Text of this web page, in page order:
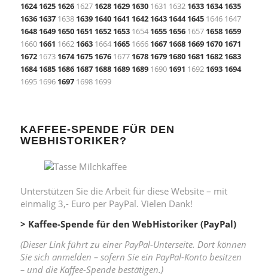
1624 1625 16261627 1628 1629 16301631 1632 1633 1634 1635
1636 16371638 1639 1640 1641 1642 1643 1644 16451646 1647
1648 1649 1650 1651 1652 16531654 1655 16561657 1658 1659
1660 1661 1662 16631664 16651666 1667 1668 1669 1670 1671
16721673 1674 1675 16761677 1678 1679 1680 1681 1682 1683
1684 1685 1686 1687 1688 1689 16891690 1691 1692 1693 1694
1695 1696 16971698 1699
KAFFEE-SPENDE FÜR DEN
WEBHISTORIKER?
Unterstützen Sie die Arbeit für diese Website – mit
einmalig 3,- Euro per PayPal. Vielen Dank!
> Kaffee-Spende für den WebHistoriker (PayPal)
(Dieser Link führt zu einer PayPal-Unterseite. Dort können
Sie sich anmelden – sofern Sie ein PayPal-Konto besitzen
– und die Kaffee-Spende bestätigen.)